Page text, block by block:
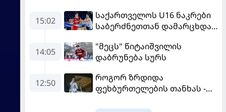
15:02
საქართველოს U16 ნაკრები
საბერძნეთთან დამარცხდა
საფრანგეთს შეხვდება
14:05
"მეცს" წიტაიშვილის
დაბრუნება სურს
12:50
როგორ ზრდიდა
ფეხბურთელების თანხას -